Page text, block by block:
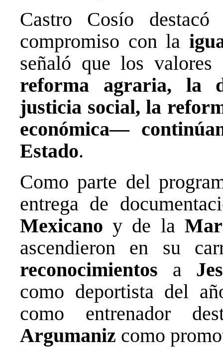
Castro Cosío
compromiso con la
señaló que los
reforma agraria, la
justicia social, la
económica—
Estado.
Como parte del
entrega de
Mexicano y de la
ascendieron en su
reconocimientos a
como deportista del
como entrenador
Argumaniz como